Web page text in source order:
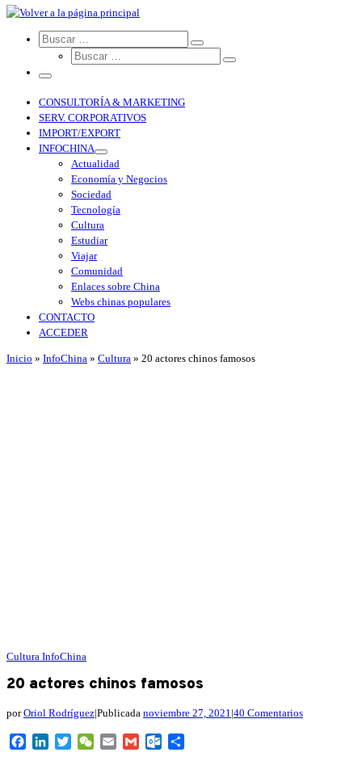
Search
CONSULTORÍA & MARKETING
SERV. CORPORATIVOS
IMPORT/EXPORT
INFOCHINA
Actualidad
Economía y Negocios
Sociedad
Tecnología
Cultura
Estudiar
Viajar
Comunidad
Enlaces sobre China
Webs chinas populares
CONTACTO
ACCEDER
Inicio » InfoChina » Cultura » 20 actores chinos famosos
Cultura InfoChina
20 actores chinos famosos
porOriol Rodríguez|Publicada noviembre 27, 2021 |40 Comentarios
FacebookLinkedInTwitterWeChat
Email Gmail Outlook.com